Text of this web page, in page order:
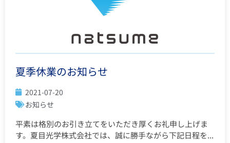
夏季休業のお知らせ
2021-07-20
お知らせ
平素は格別のお引き立てをいただき厚くお礼申し上げま
す。夏目光学株式会社では、誠に勝手ながら下記日程を...